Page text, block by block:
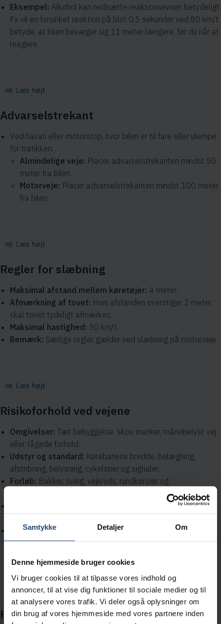
Samtykke Detaljer Om
Denne hjemmeside bruger cookies
Vi bruger cookies til at tilpasse vores indhold og
annoncer, til at vise dig funktioner til sociale medier og til
at analysere vores trafik. Vi deler også oplysninger om
din brug af vores hjemmeside med vores partnere inden
Eksempel: Alkohol kan nedsætte reaktionsevnen betydeligt.
Fx vil en forsinket reaktion på blot 0,5 sekunder ved 80 km/t
betyde, at bilen bevæger sig 11 meter længere, før du når at
reagere.
Læs højt
Advarselstrekant
Ved havari eller motorstop, hvor bilen er til fare eller ulempe
for trafikken:
Almindelige veje: Placer advarselstrekanten mindst 50
meter fra bilen.
Motorveje: Placer advarselstrekanten mindst 100 meter
fra bilen.
Læs højt
Regler for slæbning
Maksimal afstand mellem køretøjer: 4 meter.
Afmærkning af tovet: Hvis afstanden overstiger 2 meter,
skal tovet tydeligt afmærkes.
Maksimal hastighed: 30 km/t.
Bemærk: Særlige regler gælder ved slæbning på motorveje.
Læs højt
Risikoforhold ved vejene
Omgivelser: Tæt bebyggelse, skov, marker, månebelyst vej
eller tågede forhold.
Udstyr og standard: Kørebanens bredde, belægning,
afstribning, belysning, cykelstier og signaler.
Forløb: Bakker, sving, vejkryds, rundkørsler og
Trafiktæthed, skoleveje, indkøbscentre eller
Type:Klassificering som motorvej, motortrafikvej eller
hovedvej.
Læs højt
Hastighedsgrænser